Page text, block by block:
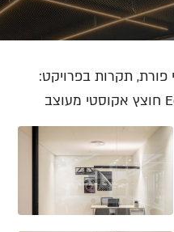
פורת, תקרות בפרויקט: